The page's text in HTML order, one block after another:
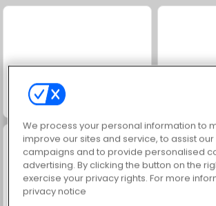
Scala 40
We process your personal information to
improve our sites and service, to assist
campaigns and to provide personalised
advertising. By clicking the button on the
exercise your privacy rights. For more
privacy notice